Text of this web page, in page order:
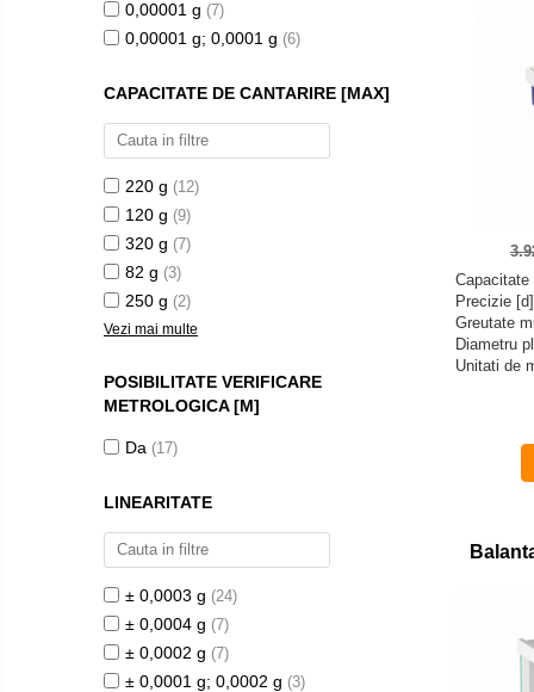
Cantare de numarare
Cantare drive-through
Cantare pentru paleti
Punti de cantarire
Cantare pentru macara
Cantare medicale
Cantar cu balustrada
Cantare bebelusi
Cantare cu scaun
Cantare de baie
Cantare personale
Masurare dimensiuni corporale
Sisteme de cantarire Industry 4.0
Accesorii greutati
Cutii din aluminiu
Cutii din lemn
Cutii din plastic
Accesorii
noi
0,00001 g (7)
0,00001 g; 0,0001 g (6)
CAPACITATE DE CANTARIRE [MAX]
220 g (12)
120 g (9)
320 g (7)
82 g (3)
250 g (2)
Vezi mai multe
POSIBILITATE VERIFICARE
METROLOGICA [M]
Da (17)
LINEARITATE
± 0,0003 g (24)
± 0,0004 g (7)
± 0,0002 g (7)
± 0,0001 g; 0,0002 g (3)
Capacitate
Precizie
Greutate
Diametru
Unitati de